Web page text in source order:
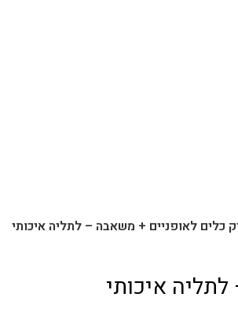
כלים לאופניים + משאבה – לתליה איכותי
איכותי